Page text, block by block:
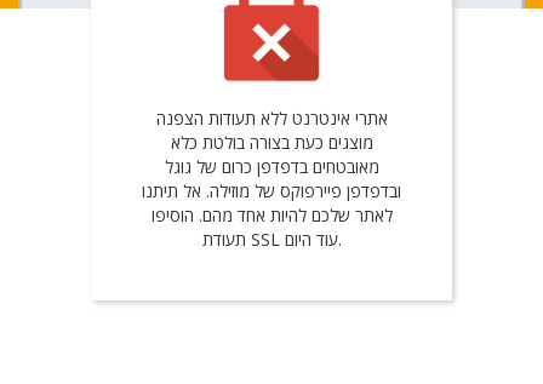
אתרי אינטרנט ללא תעודות הצפנה
מוצגים כעת בצורה בולטת כלא
מאובטחים בדפדפן כרום של גוגל
ובדפדפן פיירפוקס של מוזילה. אל תיתנו
לאתר שלכם להיות אחד מהם. הוסיפו
תעודת SSL עוד היום.